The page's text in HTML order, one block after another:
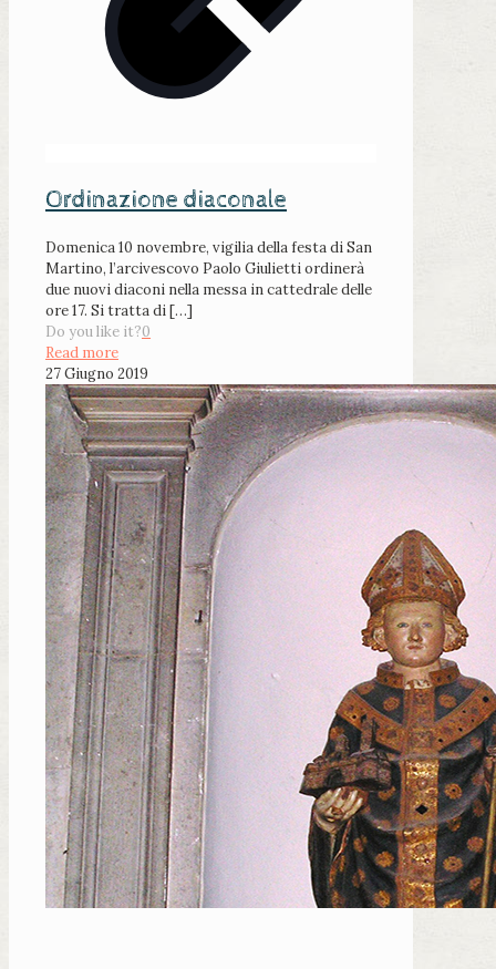
Ordinazione diaconale
Domenica 10 novembre, vigilia della festa di San
Martino, l’arcivescovo Paolo Giulietti ordinerà
due nuovi diaconi nella messa in cattedrale delle
ore 17. Si tratta di[…]
Do you like it?0
Read more
27 Giugno 2019